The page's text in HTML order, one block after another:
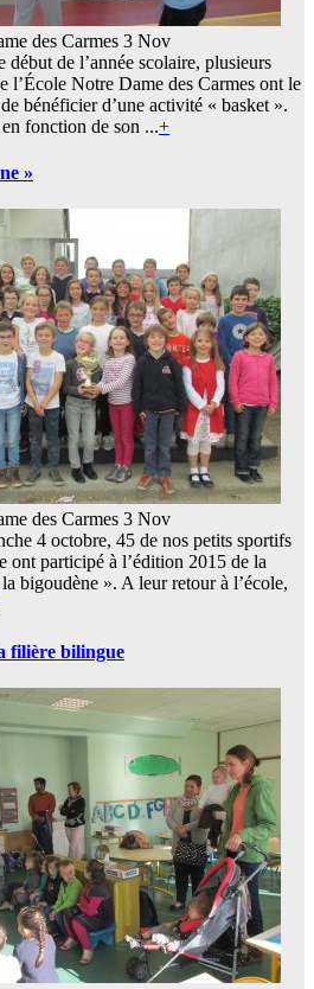
des Carmes 3 Nov
début de l’année scolaire, plusieurs
l’École Notre Dame des Carmes ont le
bénéficier d’une activité « basket ».
fonction de son ...+
»
des Carmes 3 Nov
4 octobre, 45 de nos petits sportifs
ont participé à l’édition 2015 de la
bigoudène ». A leur retour à l’école,
filière bilingue